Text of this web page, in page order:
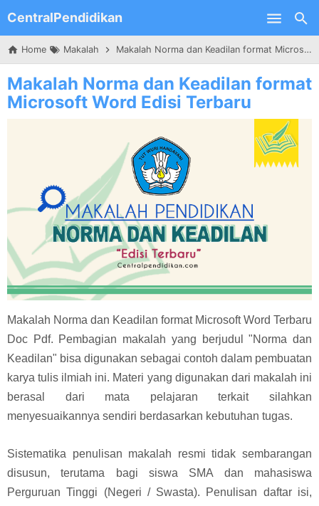
Skip to main content
CentralPendidikan
Home Makalah Makalah Norma dan Keadilan format Microsoft Word Edisi Terbaru
Makalah Norma dan Keadilan format
Microsoft Word Edisi Terbaru
Makalah Norma dan Keadilan format Microsoft Word Terbaru
Doc Pdf. Pembagian makalah yang berjudul "Norma dan
Keadilan" bisa digunakan sebagai contoh dalam pembuatan
karya tulis ilmiah ini. Materi yang digunakan dari makalah ini
berasal dari mata pelajaran terkait silahkan
menyesuaikannya sendiri berdasarkan kebutuhan tugas.
Sistematika penulisan makalah resmi tidak sembarangan
disusun, terutama bagi siswa SMA dan mahasiswa
Perguruan Tinggi (Negeri / Swasta). Penulisan daftar isi,